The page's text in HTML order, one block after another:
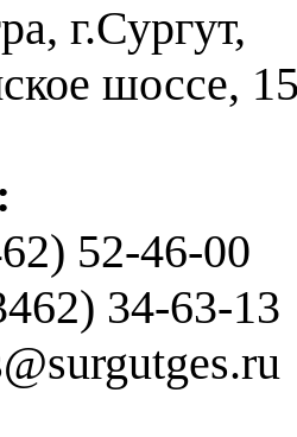
г.Сургут,
шоссе,
52-46-00
34-63-13